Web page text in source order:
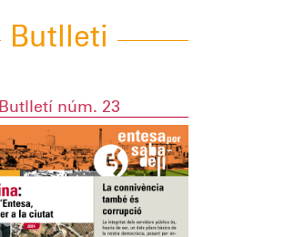
Butlleti
Butlletí núm. 23